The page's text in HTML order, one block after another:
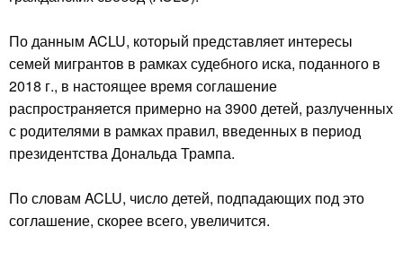
По данным ACLU, который представляет интересы
семей мигрантов в рамках судебного иска, поданного в
2018 г., в настоящее время соглашение
распространяется примерно на 3900 детей, разлученных
с родителями в рамках правил, введенных в период
президентства Дональда Трампа.
По словам ACLU, число детей, подпадающих под это
соглашение, скорее всего, увеличится.